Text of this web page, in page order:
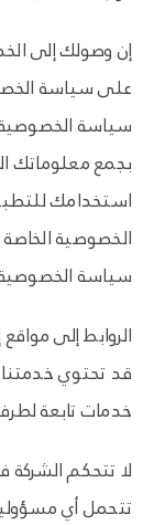
إن وصولك إلى
على سياسة
سياسة الخصوصية
بجمع معلوماتك
استخدامك
الخصوصية
سياسة الخصوصية
الروابط إلى مواقع
قد تحتوي خدمتنا
خدمات تابعة
لا تتحكم الشركة
تتحمل أي